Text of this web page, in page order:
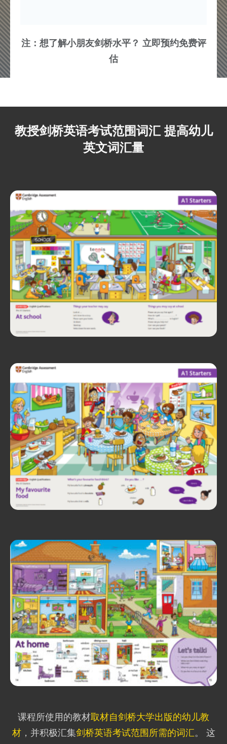
注：想了解小朋友剑桥水平？ 立即预约免费评
估
教授剑桥英语考试范围词汇 提高幼儿
英文词汇量
课程所使用的教材取材自剑桥大学出版的幼儿教
材，并积极汇集剑桥英语考试范围所需的词汇。 这